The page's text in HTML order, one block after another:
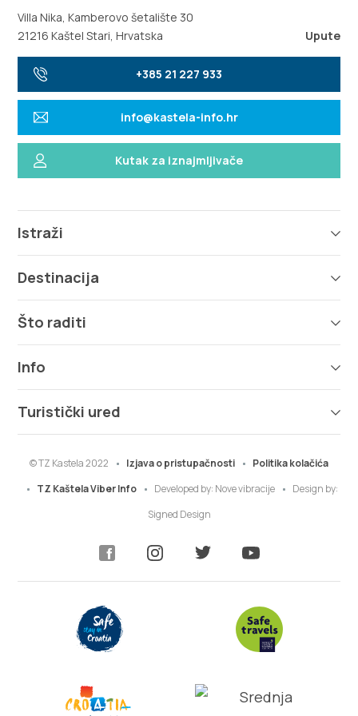
Villa Nika, Kamberovo šetalište 30
21216 Kaštel Stari, Hrvatska
Upute
+385 21 227 933
info@kastela-info.hr
Kutak za iznajmljivače
Istraži
Destinacija
Što raditi
Info
Turistički ured
© TZ Kastela 2022 Izjava o pristupačnosti
Politika kolačića
TZ Kaštela Viber Info
Developed by: Nove vibracije
Design by:
Signed Design